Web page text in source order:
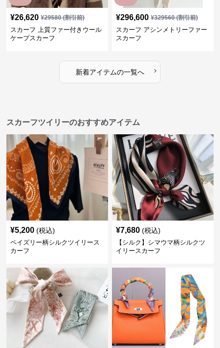
¥26,620 ¥29580(割引前)
スカーフ 上質ファー付きウール
ケープスカーフ
¥296,600 ¥329560(割引前)
スカーフ アシンメトリーファー
スカーフ
新着アイテムの一覧へ ›
スカーフツイリーのおすすめアイテム
¥5,200 (税込)
ペイズリー柄シルクツイリース
カーフ
¥7,680 (税込)
【シルク】シマウマ柄シルクツ
イリースカーフ